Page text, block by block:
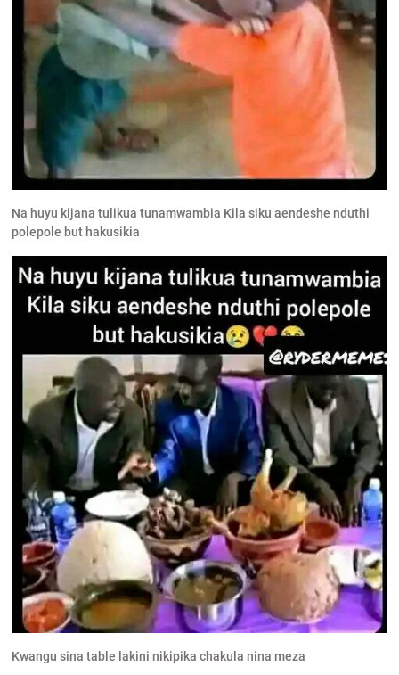
Na huyu kijana tulikua tunamwambia Kila siku aendeshe nduthi
polepole but hakusikia
Kwangu sina table lakini nikipika chakula nina meza